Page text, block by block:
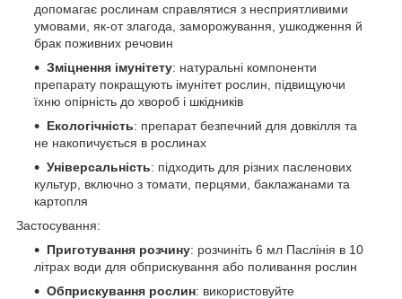
допомагає рослинам справлятися з несприятливими
умовами, як-от злагода, заморожування, ушкодження й
брак поживних речовин
Зміцнення імунітету: натуральні компоненти
препарату покращують імунітет рослин, підвищуючи
їхню опірність до хвороб і шкідників
Екологічність: препарат безпечний для довкілля та
не накопичується в рослинах
Універсальність: підходить для різних пасленових
культур, включно з томати, перцями, баклажанами та
картопля
Застосування:
Приготування розчину: розчиніть 6 мл Паслінія в 10
літрах води для обприскування або поливання рослин
Обприскування рослин: використовуйте